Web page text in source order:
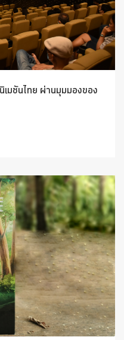
มชันไทย ผ่านมุมมองของ